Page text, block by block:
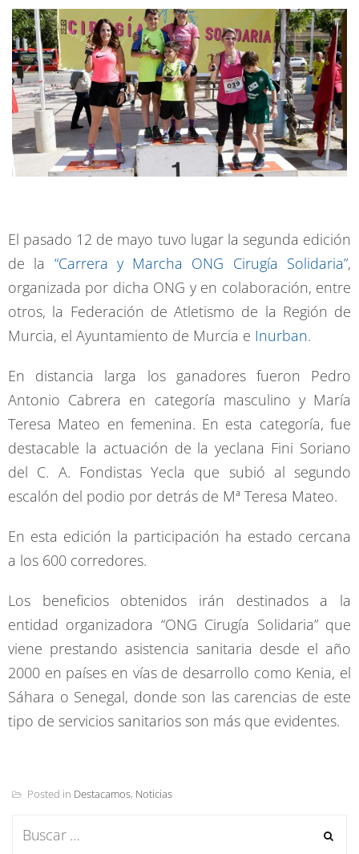
El pasado 12 de mayo tuvo lugar la segunda edición
de la “Carrera y Marcha ONG Cirugía Solidaria”,
organizada por dicha ONG y en colaboración, entre
otros, la Federación de Atletismo de la Región de
Murcia, el Ayuntamiento de Murcia e Inurban.
En distancia larga los ganadores fueron Pedro
Antonio Cabrera en categoría masculino y María
Teresa Mateo en femenina. En esta categoría, fue
destacable la actuación de la yeclana Fini Soriano
del C. A. Fondistas Yecla que subió al segundo
escalón del podio por detrás de Mª Teresa Mateo.
En esta edición la participación ha estado cercana
a los 600 corredores.
Los beneficios obtenidos irán destinados a la
entidad organizadora “ONG Cirugía Solidaria” que
viene prestando asistencia sanitaria desde el año
2000 en países en vías de desarrollo como Kenia, el
Sáhara o Senegal, donde son las carencias de este
tipo de servicios sanitarios son más que evidentes.
Posted in Destacamos, Noticias